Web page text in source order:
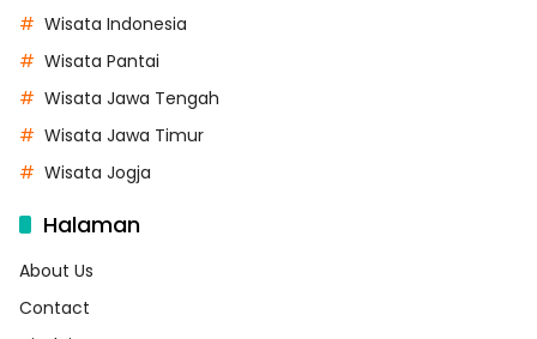
Wisata Indonesia
Wisata Pantai
Wisata Jawa Tengah
Wisata Jawa Timur
Wisata Jogja
Halaman
About Us
Contact